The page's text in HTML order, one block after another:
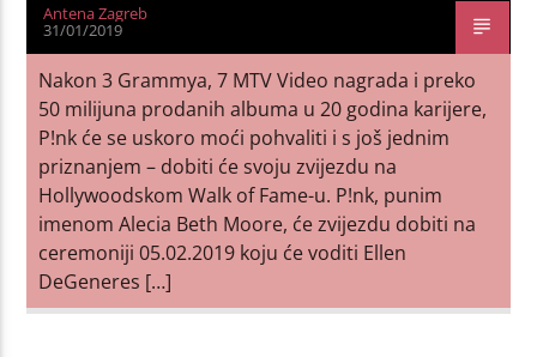
Antena Zagreb
31/01/2019
Nakon 3 Grammya, 7 MTV Video nagrada i preko
50 milijuna prodanih albuma u 20 godina karijere,
P!nk će se uskoro moći pohvaliti i s još jednim
priznanjem – dobiti će svoju zvijezdu na
Hollywoodskom Walk of Fame-u. P!nk, punim
imenom Alecia Beth Moore, će zvijezdu dobiti na
ceremoniji 05.02.2019 koju će voditi Ellen
DeGeneres […]